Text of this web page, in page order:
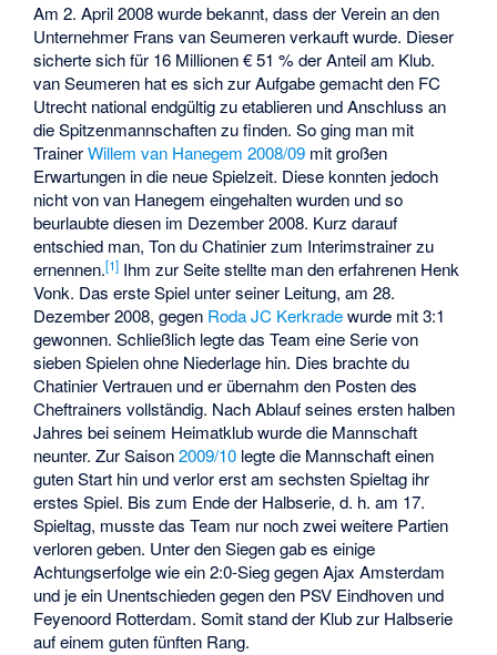
Am 2. April 2008 wurde bekannt, dass der Verein an den
Unternehmer Frans van Seumerenverkauft wurde. Dieser
sicherte sich für 16 Millionen € 51 % der Anteil am Klub.
van Seumeren hat es sich zur Aufgabe gemacht den FC
Utrecht national endgültig zu etablieren und Anschluss an
die Spitzenmannschaften zu finden. So ging man mit
TrainerWillem van Hanegem 2008/09 mit großen
Erwartungen in die neue Spielzeit. Diese konnten jedoch
nicht von van Hanegem eingehalten wurden und so
beurlaubte diesen im Dezember 2008. Kurz darauf
entschied man,Ton du Chatinierzum Interimstrainer zu
ernennen.[1] Ihm zur Seite stellte man den erfahrenen Henk
Vonk. Das erste Spiel unter seiner Leitung, am 28.
Dezember 2008, gegen Roda JC Kerkradewurde mit 3:1
gewonnen. Schließlich legte das Team eine Serie von
sieben Spielen ohne Niederlage hin. Dies brachte du
Chatinier Vertrauen und er übernahm den Posten des
Cheftrainers vollständig. Nach Ablauf seines ersten halben
Jahres bei seinem Heimatklub wurde die Mannschaft
neunter. Zur Saison2009/10 legte die Mannschaft einen
guten Start hin und verlor erst am sechsten Spieltag ihr
erstes Spiel. Bis zum Ende der Halbserie, d. h. am 17.
Spieltag, musste das Team nur noch zwei weitere Partien
verloren geben. Unter den Siegen gab es einige
Achtungserfolge wie ein 2:0-Sieg gegen Ajax Amsterdam
und je ein Unentschieden gegen den PSV Eindhoven und
Feyenoord Rotterdam. Somit stand der Klub zur Halbserie
auf einem guten fünften Rang.